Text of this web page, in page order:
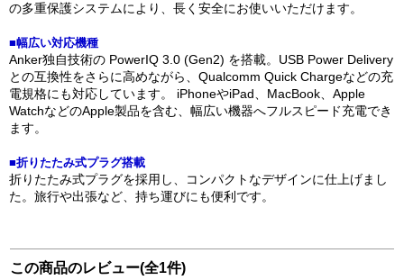
の多重保護システムにより、長く安全にお使いいただけます。
■幅広い対応機種
Anker独自技術の PowerIQ 3.0 (Gen2) を搭載。USB Power Delivery
との互換性をさらに高めながら、Qualcomm Quick Chargeなどの充
電規格にも対応しています。 iPhoneやiPad、MacBook、Apple
WatchなどのApple製品を含む、幅広い機器へフルスピード充電でき
ます。
■折りたたみ式プラグ搭載
折りたたみ式プラグを採用し、コンパクトなデザインに仕上げまし
た。旅行や出張など、持ち運びにも便利です。
この商品のレビュー(全1件)